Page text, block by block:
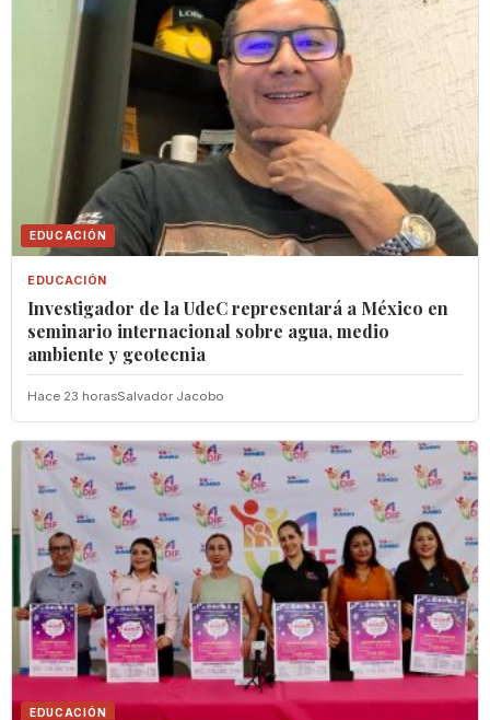
EDUCACIÓN
EDUCACIÓN
Investigador de la UdeC representará a México en
seminario internacional sobre agua, medio
ambiente y geotecnia
Hace 23 horasSalvador Jacobo
EDUCACIÓN